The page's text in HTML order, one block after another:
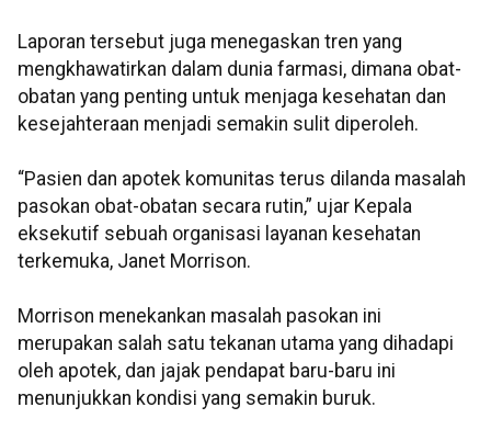
Laporan tersebut juga menegaskan tren yang
mengkhawatirkan dalam dunia farmasi, dimana obat-
obatan yang penting untuk menjaga kesehatan dan
kesejahteraan menjadi semakin sulit diperoleh.
“Pasien dan apotek komunitas terus dilanda masalah
pasokan obat-obatan secara rutin,” ujar Kepala
eksekutif sebuah organisasi layanan kesehatan
terkemuka, Janet Morrison.
Morrison menekankan masalah pasokan ini
merupakan salah satu tekanan utama yang dihadapi
oleh apotek, dan jajak pendapat baru-baru ini
menunjukkan kondisi yang semakin buruk.